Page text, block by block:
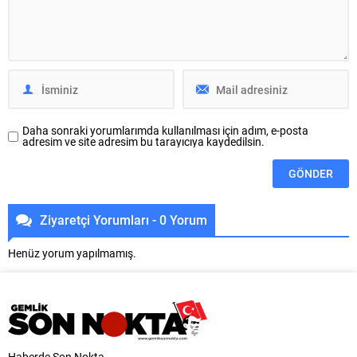
sponsorluğunda düzenlenen...
Daha sonraki yorumlarımda kullanılması için adım, e-posta
adresim ve site adresim bu tarayıcıya kaydedilsin.
Ziyaretçi Yorumları - 0 Yorum
Henüz yorum yapılmamış.